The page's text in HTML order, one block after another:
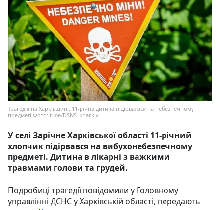
Трагедія на Харківщині: 11-річна дитина підірвалася на небезпечному
предметі Фото: t.me/DSNS_Kharkiv
У селі Зарічне Харківської області 11-річний
хлопчик підірвався на вибухонебезпечному
предметі. Дитина в лікарні з важкими
травмами голови та грудей.
Подробиці трагедії повідомили у Головному
управлінні ДСНС у Харківській області, передають